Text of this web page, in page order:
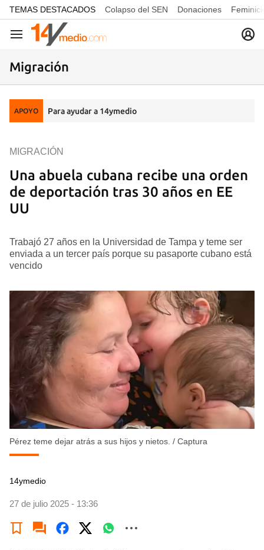
common.go-to-content
TEMAS DESTACADOS Colapso del SEN Donaciones
Navegación
Migración
APOYO Para ayudar a 14ymedio
Una abuela cubana recibe una orden
de deportación tras 30 años en EE
UU
MIGRACIÓN
Trabajó 27 años en la Universidad de Tampa y teme ser
enviada a un tercer país porque su pasaporte cubano está
vencido
Pérez teme dejar atrás a sus hijos y nietos. / Captura
14ymedio
27 de julio 2025 - 13:36